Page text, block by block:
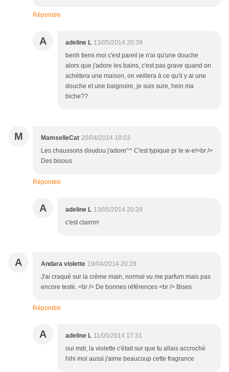
Répondre
A adeline L 13/05/2014 20:39
benh tiens moi c'est pareil je n'ai qu'une douche
alors que j'adore les bains, c'est pas grave quand on
achètera une maison, on veillera à ce qu'il y ai une
douche et une baignoire, je suis sure, hein ma
biche??
M MamselleCat 20/04/2014 18:03
Les chaussons doudou j'adore^^ C'est typique pr le w-e!<br />
Des bisous
Répondre
A adeline L 13/05/2014 20:39
c'est clairrrrr
A Andara violette 19/04/2014 20:29
J'ai craqué sur la crème main, normal vu me parfum mais pas
encore testé. <br /> De bonnes références <br /> Bises
Répondre
A adeline L 11/05/2014 17:31
oui mdr, la violette c'était sur que tu allais accroché
hihi moi aussi j'aime beaucoup cette fragrance